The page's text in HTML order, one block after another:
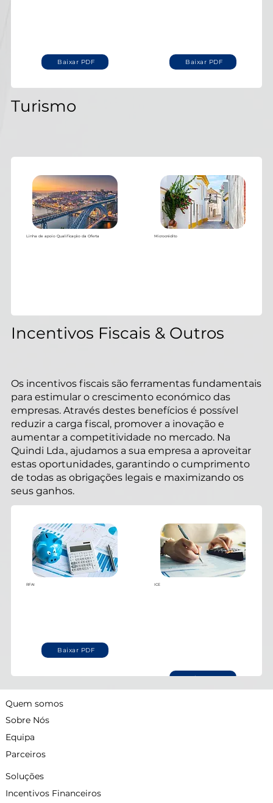
Baixar PDF
RFAI
Baixar PDF
ICE
Os incentivos fiscais são ferramentas fundamentais
para estimular o crescimento económico das
empresas. Através destes benefícios é possível
reduzir a carga fiscal, promover a inovação e
aumentar a competitividade no mercado. Na
Quindi Lda., ajudamos a sua empresa a aproveitar
estas oportunidades, garantindo o cumprimento
de todas as obrigações legais e maximizando os
seus ganhos.
Incentivos Fiscais & Outros
Baixar PDF
Linha de apoio Qualificação da Oferta Microcrédito
Turismo
Baixar PDF Baixar PDF
Quem somos
Sobre Nós
Equipa
Parceiros
Soluções
Incentivos Financeiros